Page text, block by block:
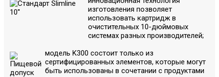
изготовления позволяет
использовать картридж в
очистительных 10-дюймовых
системах разных производителей;
модель K300 состоит только из
сертифицированных элементов, которые могут
быть использованы в сочетании с продуктами